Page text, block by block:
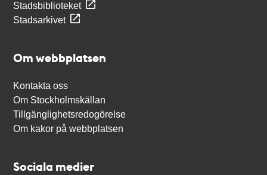
Stadsbiblioteket
Stadsarkivet
Om webbplatsen
Kontakta oss
Om Stockholmskällan
Tillgänglighetsredogörelse
Om kakor på webbplatsen
Sociala medier